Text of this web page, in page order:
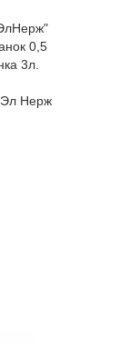
0,5
3л.
Эл Нерж